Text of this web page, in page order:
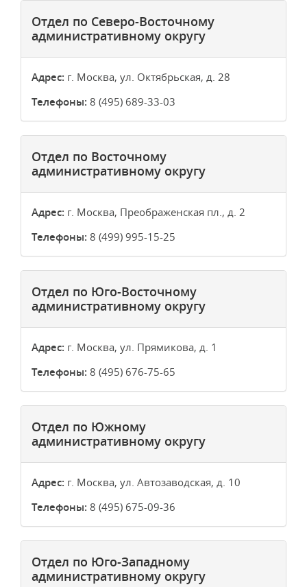
Отдел по Северо-Восточному
административному округу
Адрес: г. Москва, ул. Октябрьская, д. 28
Телефоны: 8 (495) 689-33-03
Отдел по Восточному
административному округу
Адрес: г. Москва, Преображенская пл., д. 2
Телефоны: 8 (499) 995-15-25
Отдел по Юго-Восточному
административному округу
Адрес: г. Москва, ул. Прямикова, д. 1
Телефоны: 8 (495) 676-75-65
Отдел по Южному
административному округу
Адрес: г. Москва, ул. Автозаводская, д. 10
Телефоны: 8 (495) 675-09-36
Отдел по Юго-Западному
административному округу